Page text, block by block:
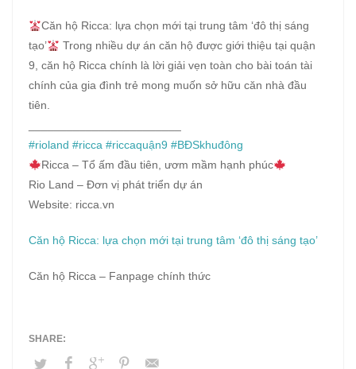
Căn hộ Ricca: lựa chọn mới tại trung tâm ‘đô thị sáng
tạo’
Trong nhiều dự án căn hộ được giới thiệu tại quận
9, căn hộ Ricca chính là lời giải vẹn toàn cho bài toán tài
chính của gia đình trẻ mong muốn sở hữu căn nhà đầu
tiên.
#rioland #ricca #riccaquận9 #BĐSkhuđông
Ricca – Tổ ấm đầu tiên, ươm mầm hạnh phúc
Rio Land – Đơn vị phát triển dự án
Website: ricca.vn
Căn hộ Ricca: lựa chọn mới tại trung tâm ‘đô thị sáng tạo’
Căn hộ Ricca – Fanpage chính thức